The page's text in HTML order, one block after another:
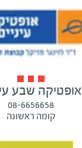
אופטיקה שבע
08-6656658
קומה ראשונה